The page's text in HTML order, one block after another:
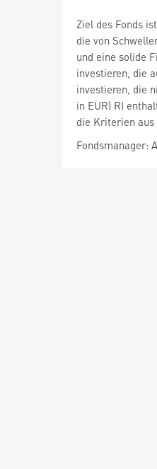
Ziel des Fonds
die von
und eine solide
investieren, die
investieren, die
in EUR) RI
die Kriterien aus
Fondsmanager: